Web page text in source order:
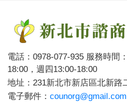
電話：0978-077-935 服務時間
18:00，週四13:00-18:00
地址：231新北市新店區北新路
電子郵件： counorg@gmail.com